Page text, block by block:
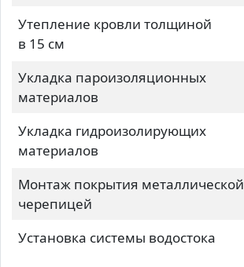
Утепление кровли толщиной
в 15 см
Укладка пароизоляционных
материалов
Укладка гидроизолирующих
материалов
Монтаж покрытия металлической
черепицей
Установка системы водостока